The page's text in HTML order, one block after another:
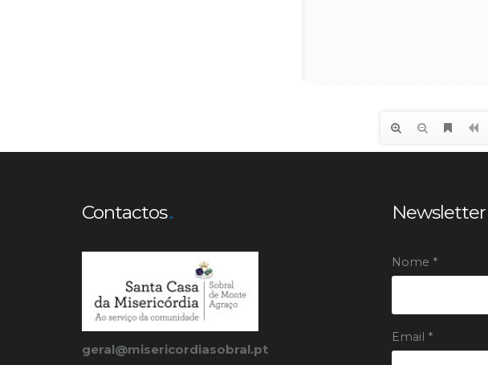
Contactos
geral@misericordiasobral.pt
Newsletter
Nome *
Email *